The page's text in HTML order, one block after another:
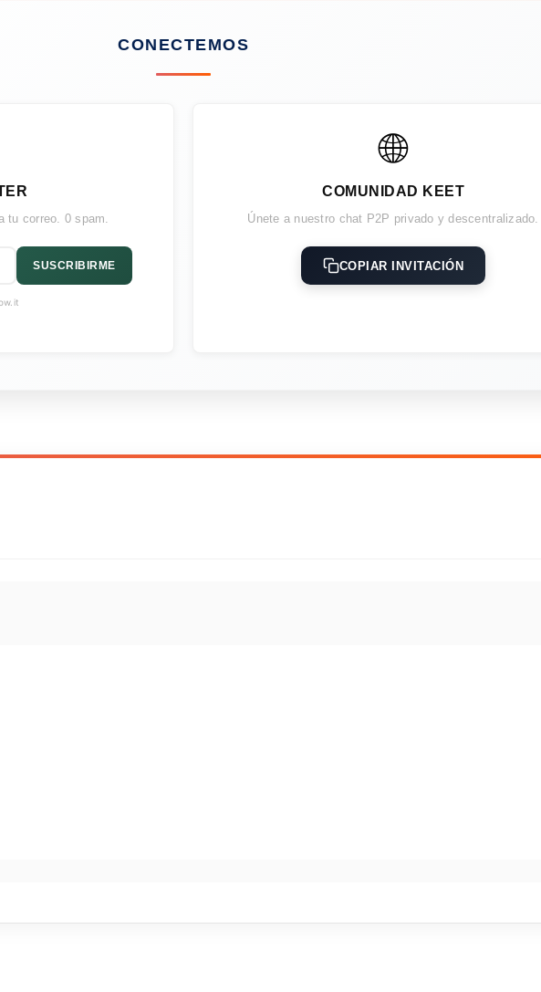
CONECTEMOS
tu correo. 0 spam.
SUSCRIBIRME
🌐
COMUNIDAD KEET
Únete a nuestro chat P2P privado y descentralizado.
COPIAR INVITACIÓN